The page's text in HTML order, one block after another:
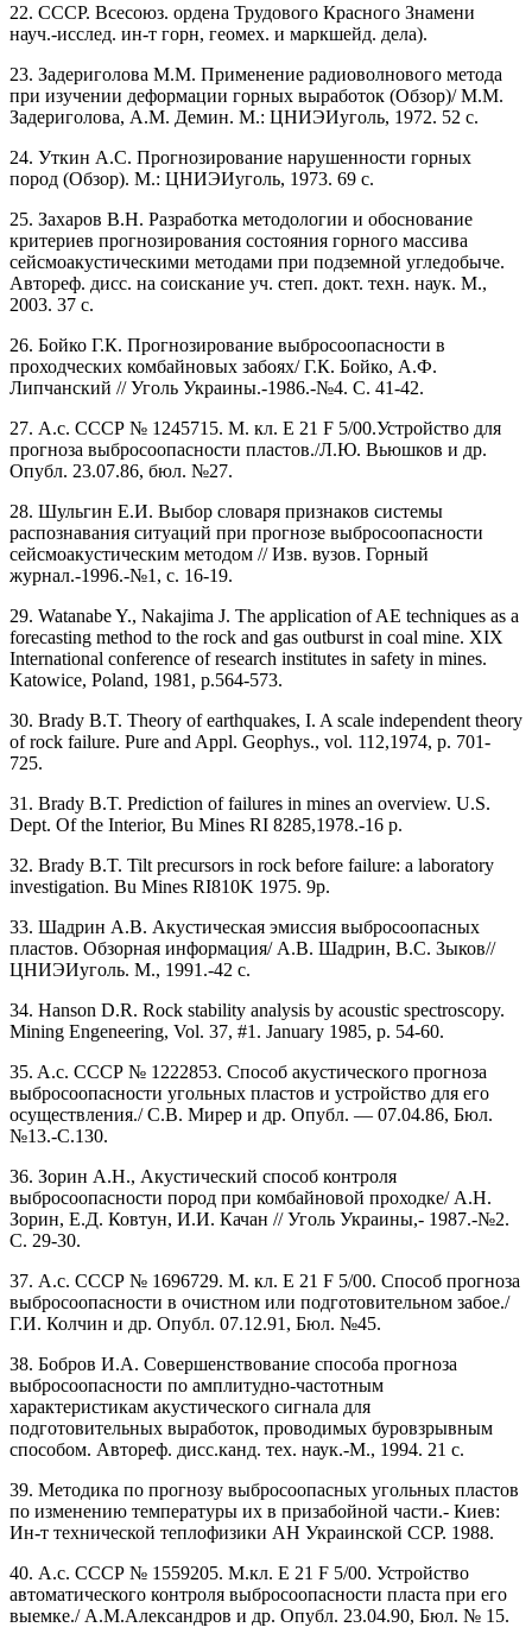
22. СССР. Всесоюз. ордена Трудового Красного Знамени
науч.-исслед. ин-т горн, геомех. и маркшейд. дела).
23. Задериголова М.М. Применение радиоволнового метода
при изучении деформации горных выработок (Обзор)/ М.М.
Задериголова, A.M. Демин. М.: ЦНИЭИуголь, 1972. 52 с.
24. Уткин А.С. Прогнозирование нарушенности горных
пород (Обзор). М.: ЦНИЭИуголь, 1973. 69 с.
25. Захаров В.Н. Разработка методологии и обоснование
критериев прогнозирования состояния горного массива
сейсмоакустическими методами при подземной угледобыче.
Автореф. дисс. на соискание уч. степ. докт. техн. наук. М.,
2003. 37 с.
26. Бойко Г.К. Прогнозирование выбросоопасности в
проходческих комбайновых забоях/ Г.К. Бойко, А.Ф.
Липчанский // Уголь Украины.-1986.-№4. С. 41-42.
27. А.с. СССР № 1245715. М. кл. Е 21 F 5/00.Устройство для
прогноза выбросоопасности пластов./Л.Ю. Вьюшков и др.
Опубл. 23.07.86, бюл. №27.
28. Шульгин Е.И. Выбор словаря признаков системы
распознавания ситуаций при прогнозе выбросоопасности
сейсмоакустическим методом // Изв. вузов. Горный
журнал.-1996.-№1, с. 16-19.
29. Watanabe Y., Nakajima J. The application of AE techniques as a
forecasting method to the rock and gas outburst in coal mine. XIX
International conference of research institutes in safety in mines.
Katowice, Poland, 1981, p.564-573.
30. Brady B.T. Theory of earthquakes, I. A scale independent theory
of rock failure. Pure and Appl. Geophys., vol. 112,1974, p. 701-
725.
31. Brady B.T. Prediction of failures in mines an overview. U.S.
Dept. Of the Interior, Bu Mines RI 8285,1978.-16 p.
32. Brady B.T. Tilt precursors in rock before failure: a laboratory
investigation. Bu Mines RI810K 1975. 9p.
33. Шадрин А.В. Акустическая эмиссия выбросоопасных
пластов. Обзорная информация/ А.В. Шадрин, B.C. Зыков//
ЦНИЭИуголь. М., 1991.-42 с.
34. Hanson D.R. Rock stability analysis by acoustic spectroscopy.
Mining Engeneering, Vol. 37, #1. January 1985, p. 54-60.
35. A.c. СССР № 1222853. Способ акустического прогноза
выбросоопасности угольных пластов и устройство для его
осуществления./ С.В. Мирер и др. Опубл. — 07.04.86, Бюл.
№13.-С.130.
36. Зорин А.Н., Акустический способ контроля
выбросоопасности пород при комбайновой проходке/ А.Н.
Зорин, Е.Д. Ковтун, И.И. Качан // Уголь Украины,- 1987.-№2.
С. 29-30.
37. А.с. СССР № 1696729. М. кл. Е 21 F 5/00. Способ прогноза
выбросоопасности в очистном или подготовительном забое./
Г.И. Колчин и др. Опубл. 07.12.91, Бюл. №45.
38. Бобров И.А. Совершенствование способа прогноза
выбросоопасности по амплитудно-частотным
характеристикам акустического сигнала для
подготовительных выработок, проводимых буровзрывным
способом. Автореф. дисс.канд. тех. наук.-М., 1994. 21 с.
39. Методика по прогнозу выбросоопасных угольных пластов
по изменению температуры их в призабойной части.- Киев:
Ин-т технической теплофизики АН Украинской ССР. 1988.
40. А.с. СССР № 1559205. М.кл. Е 21 F 5/00. Устройство
автоматического контроля выбросоопасности пласта при его
выемке./ А.М.Александров и др. Опубл. 23.04.90, Бюл. № 15.